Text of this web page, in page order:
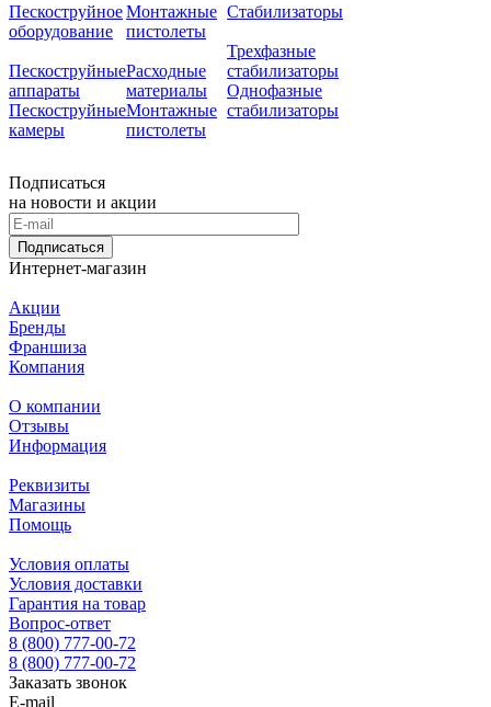
Пескоструйное
оборудование
Пескоструйные
аппараты
Пескоструйные
камеры
Монтажные
пистолеты
Расходные
материалы
Монтажные
пистолеты
Стабилизаторы
Трехфазные
стабилизаторы
Однофазные
стабилизаторы
Подписаться
на новости и акции
Подписаться
Интернет-магазин
Акции
Бренды
Франшиза
Компания
О компании
Отзывы
Информация
Реквизиты
Магазины
Помощь
Условия оплаты
Условия доставки
Гарантия на товар
Вопрос-ответ
8 (800) 777-00-72
8 (800) 777-00-72
Заказать звонок
E-mail